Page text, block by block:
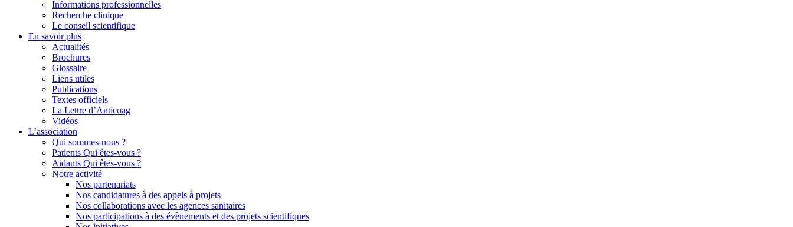
Informations professionnelles
Recherche clinique
Le conseil scientifique
En savoir plus
Actualités
Brochures
Glossaire
Liens utiles
Publications
Textes officiels
La Lettre d’Anticoag
Vidéos
L’association
Qui sommes-nous ?
Patients Qui êtes-vous ?
Aidants Qui êtes-vous ?
Notre activité
Nos partenariats
Nos candidatures à des appels à projets
Nos collaborations avec les agences sanitaires
Nos participations à des évènements et des projets scientifiques